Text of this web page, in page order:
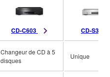
CD-C603 CD-S303
Changeur de CD à 5
disques
Unique